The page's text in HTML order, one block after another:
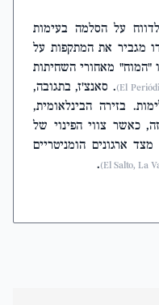
על הסלמה בעימות
מגביר את המתקפות על
מאחורי השחיתות
. סאנצ'ז, בתגובה,
בזירה הבינלאומית,
כאשר צווי הפינוי של
ארגונים הומניטריים
.